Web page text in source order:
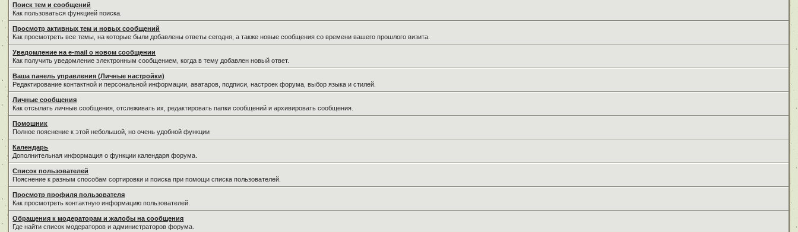
Поиск тем и сообщений
Как пользоваться функцией поиска.
Просмотр активных тем и новых сообщений
Как просмотреть все темы, на которые были добавлены ответы сегодня, а также новые сообщения со времени вашего прошлого визита.
Уведомление на е-mail о новом сообщении
Как получить уведомление электронным сообщением, когда в тему добавлен новый ответ.
Ваша панель управления (Личные настройки)
Редактирование контактной и персональной информации, аватаров, подписи, настроек форума, выбор языка и стилей.
Личные сообщения
Как отсылать личные сообщения, отслеживать их, редактировать папки сообщений и архивировать сообщения.
Помошник
Полное пояснение к этой небольшой, но очень удобной функции
Календарь
Дополнительная информация о функции календаря форума.
Список пользователей
Пояснение к разным способам сортировки и поиска при помощи списка пользователей.
Просмотр профиля пользователя
Как просмотреть контактную информацию пользователей.
Обращения к модераторам и жалобы на сообщения
Где найти список модераторов и администраторов форума.